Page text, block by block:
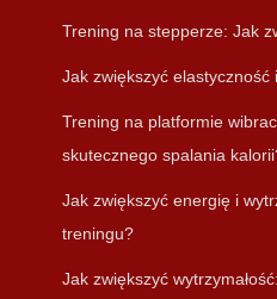
Trening na stepperze: Jak
Jak zwiększyć elastyczność
Trening na platformie
skutecznego spalania
Jak zwiększyć energię i
treningu?
Jak zwiększyć